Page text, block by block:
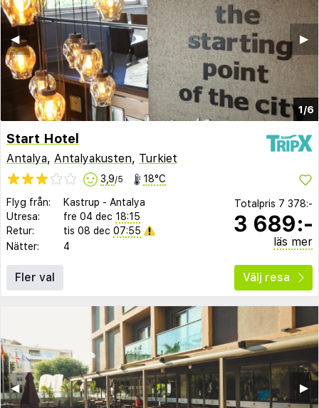
1/6
▶︎
◀︎
Start Hotel
Antalya, Antalyakusten, Turkiet
3,9/5 18°C
Flyg från: Kastrup - Antalya
Utresa:
fre 04 dec 18:15
Retur:
tis 08 dec 07:55
Nätter:
4
Totalpris 7 378:-
3 689:-
läs mer
Fler val Välj resa
▶︎
◀︎